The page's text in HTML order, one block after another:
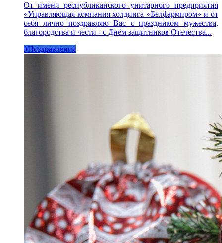
От имени республиканского унитарного предприятия
«Управляющая компания холдинга «Белфармпром» и от
себя лично поздравляю Вас с праздником мужества,
благородства и чести - с Днём защитников Отечества...
#Поздравления